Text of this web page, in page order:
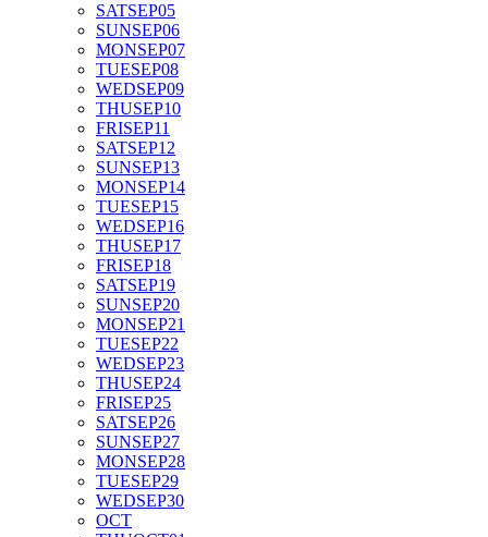
SATSEP05
SUNSEP06
MONSEP07
TUESEP08
WEDSEP09
THUSEP10
FRISEP11
SATSEP12
SUNSEP13
MONSEP14
TUESEP15
WEDSEP16
THUSEP17
FRISEP18
SATSEP19
SUNSEP20
MONSEP21
TUESEP22
WEDSEP23
THUSEP24
FRISEP25
SATSEP26
SUNSEP27
MONSEP28
TUESEP29
WEDSEP30
OCT